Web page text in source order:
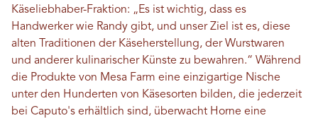
Käseliebhaber-Fraktion: „Es ist wichtig, dass es
Handwerker wie Randy gibt, und unser Ziel ist es, diese
alten Traditionen der Käseherstellung, der Wurstwaren
und anderer kulinarischer Künste zu bewahren.“ Während
die Produkte von Mesa Farm eine einzigartige Nische
unter den Hunderten von Käsesorten bilden, die jederzeit
bei Caputo's erhältlich sind, überwacht Horne eine